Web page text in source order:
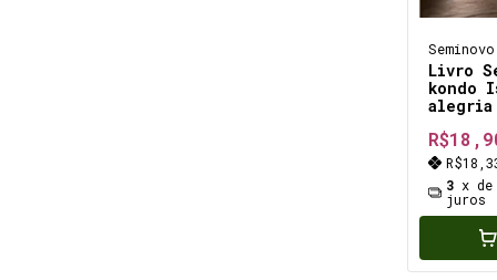
Seminovo
Livro
kondo
método
3 x de
juros